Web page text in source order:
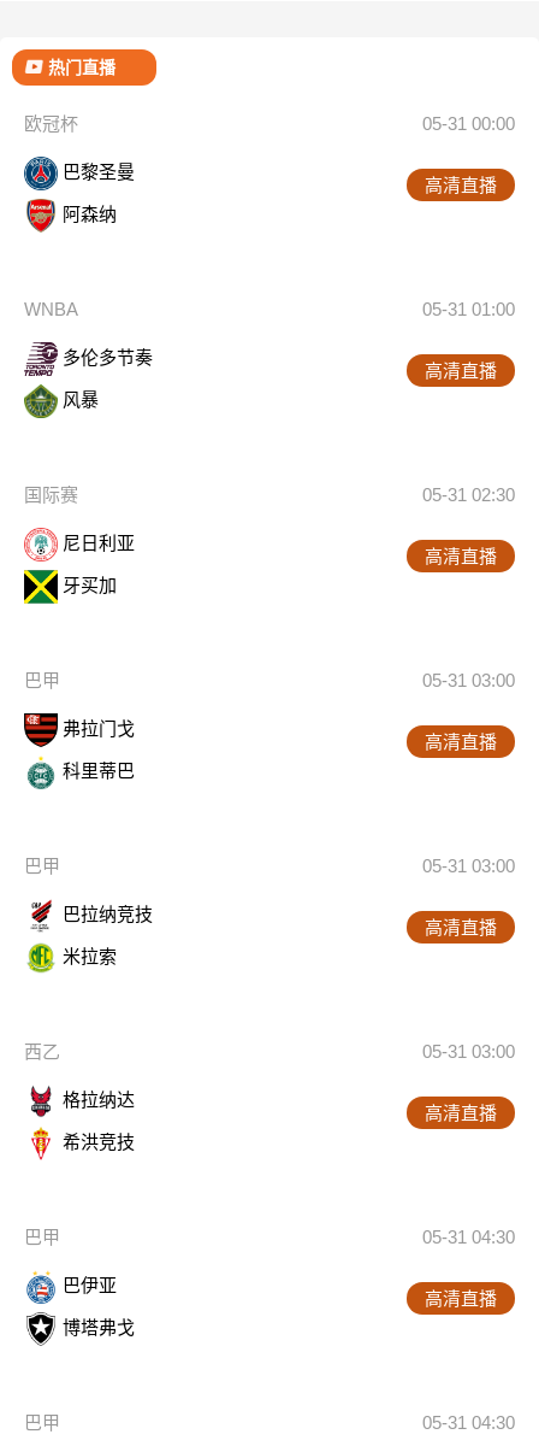
热门直播
欧冠杯 05-31 00:00
巴黎圣曼
阿森纳
高清直播
WNBA 05-31 01:00
多伦多节奏
风暴
高清直播
国际赛 05-31 02:30
尼日利亚
牙买加
高清直播
巴甲 05-31 03:00
弗拉门戈
科里蒂巴
高清直播
巴甲 05-31 03:00
巴拉纳竞技
米拉索
高清直播
西乙 05-31 03:00
格拉纳达
希洪竞技
高清直播
巴甲 05-31 04:30
巴伊亚
博塔弗戈
高清直播
巴甲 05-31 04:30